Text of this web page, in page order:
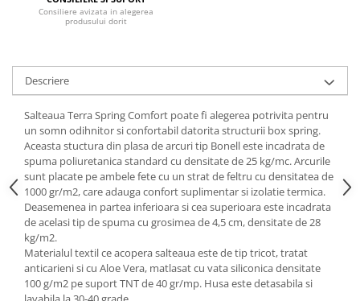
Mese gradinita
Scaune gradinita
Mobilier copii
Mobila camera copii
Scaune birou pentru copii
Saltele patuturi copii
Paturi copii
Masa si scaune gradinita
Seturi comode living si dormitor
Consiliere avizata in alegerea
produsului dorit
Descriere
Salteaua Terra Spring Comfort poate fi alegerea potrivita pentru
un somn odihnitor si confortabil datorita structurii box spring.
Aceasta stuctura din plasa de arcuri tip Bonell este incadrata de
spuma poliuretanica standard cu densitate de 25 kg/mc. Arcurile
sunt placate pe ambele fete cu un strat de feltru cu densitatea de
1000 gr/m2, care adauga confort suplimentar si izolatie termica.
Deasemenea in partea inferioara si cea superioara este incadrata
de acelasi tip de spuma cu grosimea de 4,5 cm, densitate de 28
kg/m2.
Materialul textil ce acopera salteaua este de tip tricot, tratat
anticarieni si cu Aloe Vera, matlasat cu vata siliconica densitate
100 g/m2 pe suport TNT de 40 gr/mp. Husa este detasabila si